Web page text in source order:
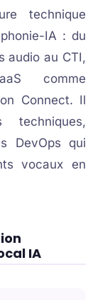
technique
IA : du
audio au CTI,
comme
Connect. Il
techniques,
DevOps qui
vocaux en
IA